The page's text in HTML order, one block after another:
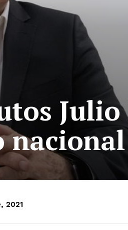
Julio
nacional
2021